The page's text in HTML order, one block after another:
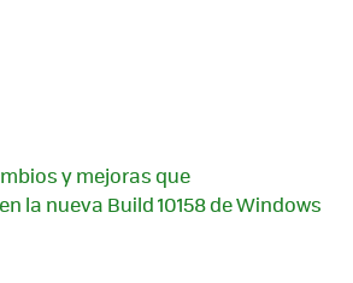
y mejoras que
la nueva Build 10158 de Windows